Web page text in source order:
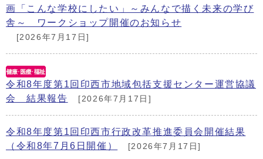
画「こんな学校にしたい」～みんなで描く未来の学び
舎～ ワークショップ開催のお知らせ
[2026年7月17日]
令和8年度第1回印西市地域包括支援センター運営協議
会 結果報告
[2026年7月17日]
令和8年度第1回印西市行政改革推進委員会開催結果
（令和8年7月6日開催）
[2026年7月17日]